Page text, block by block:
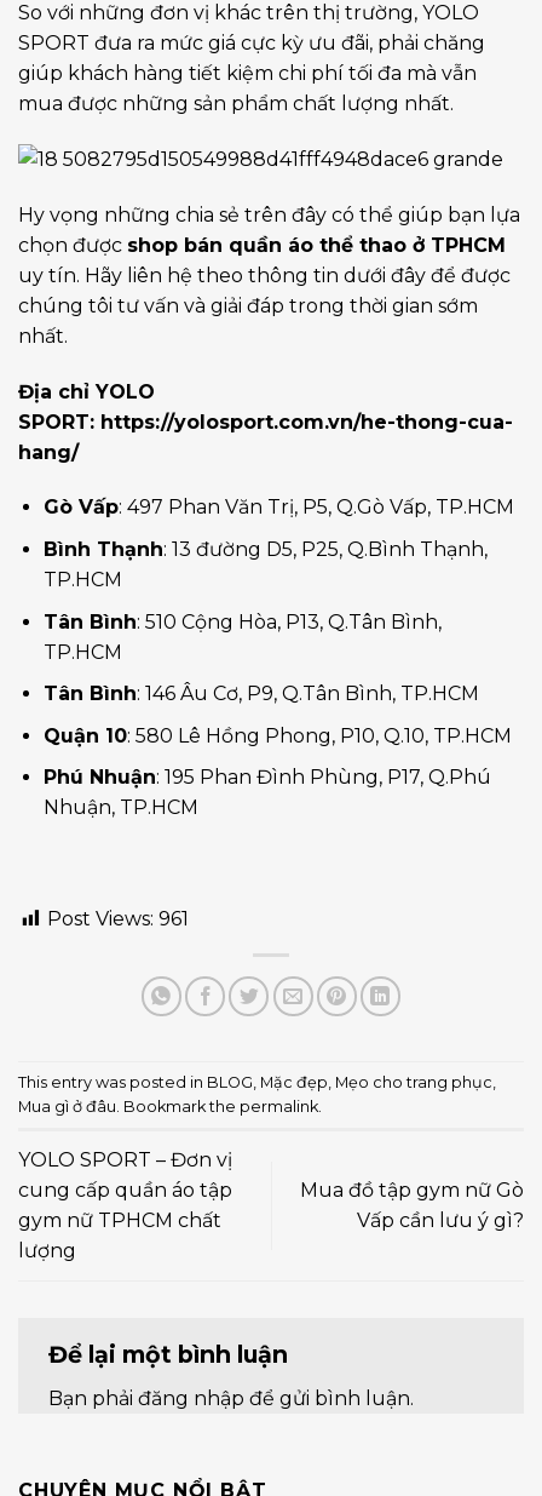
So với những đơn vị khác trên thị trường, YOLO
SPORT đưa ra mức giá cực kỳ ưu đãi, phải chăng
giúp khách hàng tiết kiệm chi phí tối đa mà vẫn
mua được những sản phẩm chất lượng nhất.
Hy vọng những chia sẻ trên đây có thể giúp bạn lựa
chọn được shop bán quần áo thể thao ở TPHCM
uy tín. Hãy liên hệ theo thông tin dưới đây để được
chúng tôi tư vấn và giải đáp trong thời gian sớm
nhất.
Địa chỉ YOLO
SPORT: https://yolosport.com.vn/he-thong-cua-
hang/
Gò Vấp: 497 Phan Văn Trị, P5, Q.Gò Vấp, TP.HCM
Bình Thạnh: 13 đường D5, P25, Q.Bình Thạnh,
TP.HCM
Tân Bình: 510 Cộng Hòa, P13, Q.Tân Bình,
TP.HCM
Tân Bình: 146 Âu Cơ, P9, Q.Tân Bình, TP.HCM
Quận 10: 580 Lê Hồng Phong, P10, Q.10, TP.HCM
Phú Nhuận: 195 Phan Đình Phùng, P17, Q.Phú
Nhuận, TP.HCM
Post Views: 961
This entry was posted in BLOG Mặc đẹp Mẹo cho trang phục
Mua gì ở đâu . Bookmark the permalink
YOLO SPORT – Đơn vị
cung cấp quần áo tập
gym nữ TPHCM chất
lượng
Mua đồ tập gym nữ Gò
Vấp cần lưu ý gì?
Để lại một bình luận
Bạn phải đăng nhập để gửi bình luận.
CHUYÊN MỤC NỔI BẬT